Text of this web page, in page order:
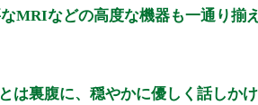
MRIなどの高度な機器も一通り揃
は裏腹に、穏やかに優しく話しか